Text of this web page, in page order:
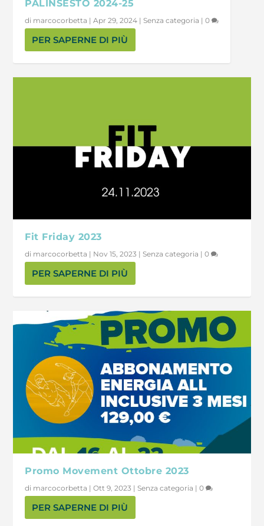
PALINSESTO 2024-25
di marcocorbetta |Apr 29, 2024 |Senza categoria |0
PER SAPERNE DI PIÙ
Fit Friday 2023
di marcocorbetta | Nov 15, 2023 |Senza categoria |0
PER SAPERNE DI PIÙ
Promo Movement Ottobre 2023
di marcocorbetta |Ott 9, 2023 |Senza categoria |0
PER SAPERNE DI PIÙ